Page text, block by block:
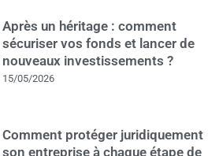
Après un héritage : comment
sécuriser vos fonds et lancer de
nouveaux investissements ?
15/05/2026
Comment protéger juridiquement
son entreprise à chaque étape de